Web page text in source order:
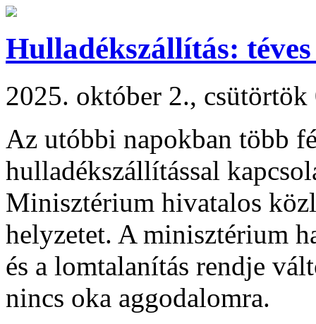
Hulladékszállítás:
2025. október 2., csütörtök
Az utóbbi napokban több
hulladékszállítással
Minisztérium hivatalos
helyzetet. A minisztérium
és a lomtalanítás rendje
nincs oka aggodalomra.